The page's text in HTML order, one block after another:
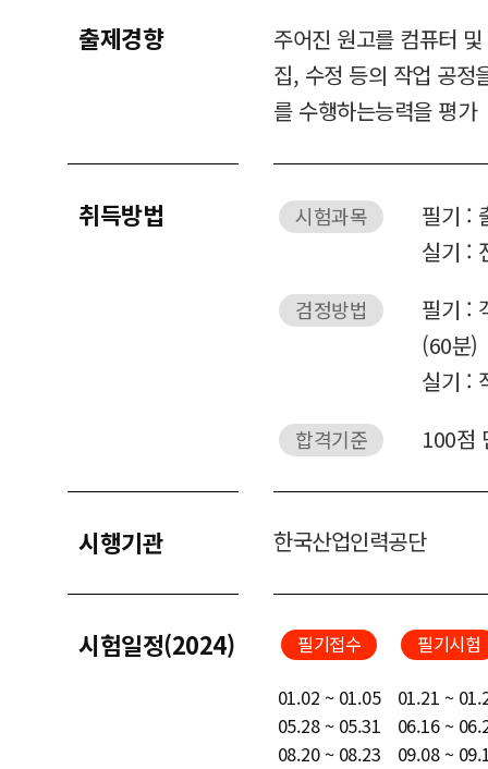
출제경향
주어진 원고를 컴퓨터
집, 수정 등의 작업 공정
를 수행하는능력을 평가
취득방법 시험과목
필기 :
실기 :
검정방법
필기 :
(60분)
실기 :
합격기준 100점
시행기관 한국산업인력공단
시험일정(2024) 필기접수 필기시험
01.02 ~ 01.05
01.21 ~
05.28 ~ 05.31
06.16 ~
08.20 ~ 08.23
09.08 ~